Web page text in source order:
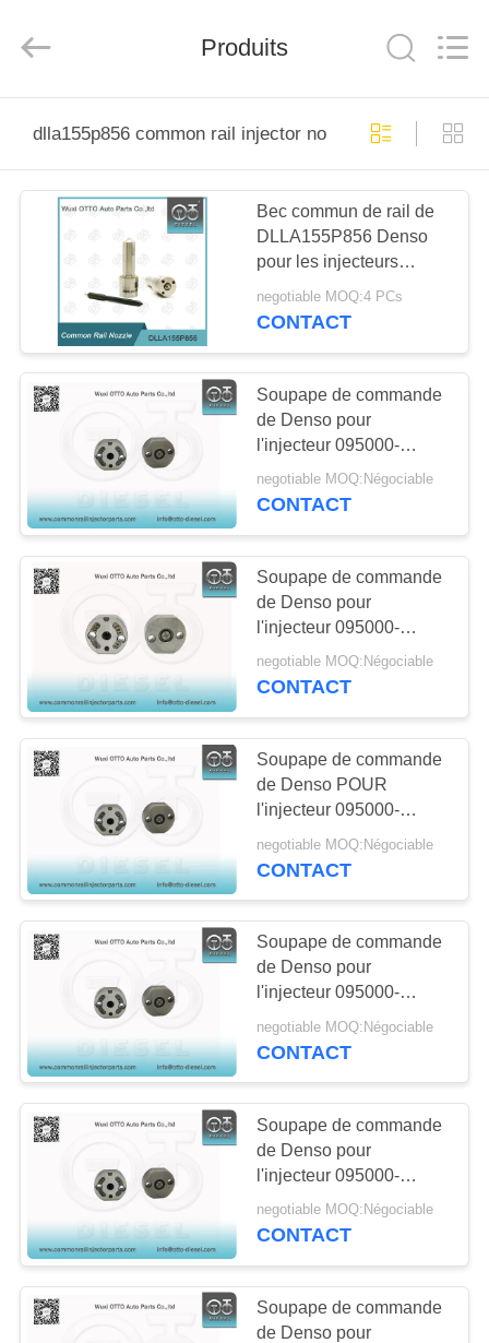
LA
MAISON
PRODUITS
PROPOS
DE
VISITE
DE
L'USINE
CONTRÔLE
DE
LA
QUALITÉ
CONTACTER
DEMANDEZ
UN
PLAN
DU
SITE
PRIVACY
POLICY
Rights
by
Produits
dlla155p856 common rail injector nozzles
Bec commun de rail de
DLLA155P856 Denso
pour les injecteurs
095000-660# 23670-
E0040/E0041
negotiable MOQ:4 PCs
CONTACT
Soupape de commande
de Denso pour
l'injecteur 095000-
512#/689# /721
#/755#/758# 23670-
negotiable MOQ:Négociable
CONTACT
Soupape de commande
de Denso pour
l'injecteur 095000-
6480/6490/5160
RE529118/RE516540/
negotiable MOQ:Négociable
CONTACT
Soupape de commande
de Denso POUR
l'injecteur 095000-
588X/776X 23670-
30300/30140/23670-
negotiable MOQ:Négociable
CONTACT
Soupape de commande
de Denso pour
l'injecteur 095000-
673#/# de 753#
/771/973# 23670-
negotiable MOQ:Négociable
CONTACT
Soupape de commande
de Denso pour
l'injecteur 095000-
6521/655X 23670-
79026/79027/E0091
negotiable MOQ:Négociable
CONTACT
Soupape de commande
de Denso pour